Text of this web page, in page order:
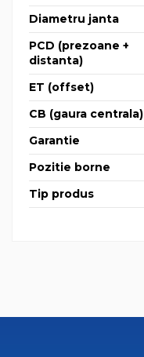
Diametru janta
PCD (prezoane +
distanta)
ET (offset)
CB (gaura centrala)
Garantie
Pozitie borne
Tip produs